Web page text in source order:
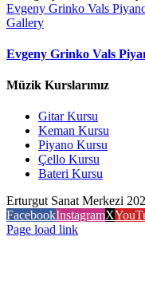
Evgeny Grinko Vals
Gallery
Evgeny Grinko Vals
Müzik Kurslarımız
Gitar Kursu
Keman Kursu
Piyano Kursu
Çello Kursu
Bateri Kursu
Erturgut Sanat Merkezi
FacebookInstagramX
Page load link